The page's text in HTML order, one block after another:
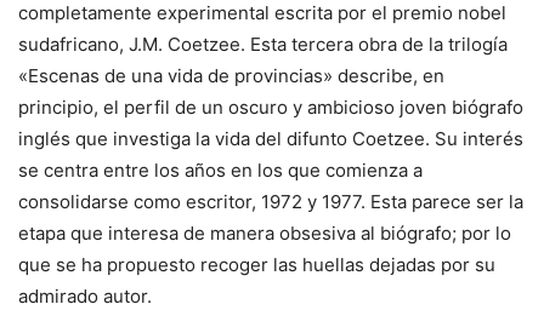
completamente experimental escrita por el premio nobel
sudafricano, J.M. Coetzee. Esta tercera obra de la trilogía
«Escenas de una vida de provincias» describe, en
principio, el perfil de un oscuro y ambicioso joven biógrafo
inglés que investiga la vida del difunto Coetzee. Su interés
se centra entre los años en los que comienza a
consolidarse como escritor, 1972 y 1977. Esta parece ser la
etapa que interesa de manera obsesiva al biógrafo; por lo
que se ha propuesto recoger las huellas dejadas por su
admirado autor.